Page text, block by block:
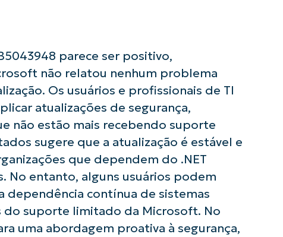
parece ser positivo,
não relatou nenhum problema
Os usuários e profissionais de TI
atualizações de segurança,
não estão mais recebendo suporte
sugere que a atualização é estável e
que dependem do .NET
No entanto, alguns usuários podem
dependência contínua de sistemas
do suporte limitado da Microsoft. No
uma abordagem proativa à segurança,